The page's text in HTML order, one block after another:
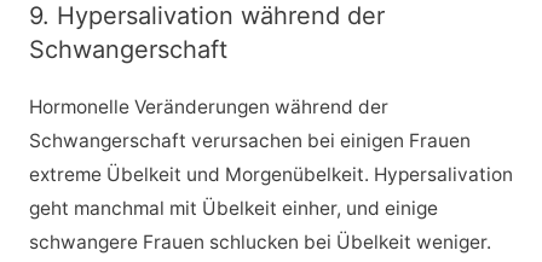
9. Hypersalivation während der
Schwangerschaft
Hormonelle Veränderungen während der
Schwangerschaft verursachen bei einigen Frauen
extreme Übelkeit und Morgenübelkeit. Hypersalivation
geht manchmal mit Übelkeit einher, und einige
schwangere Frauen schlucken bei Übelkeit weniger.